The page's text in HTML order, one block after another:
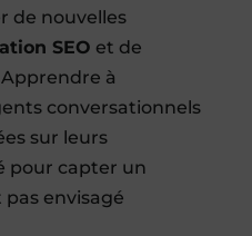
de nouvelles
SEO et de
Apprendre à
conversationnels
sur leurs
pour capter un
pas envisagé